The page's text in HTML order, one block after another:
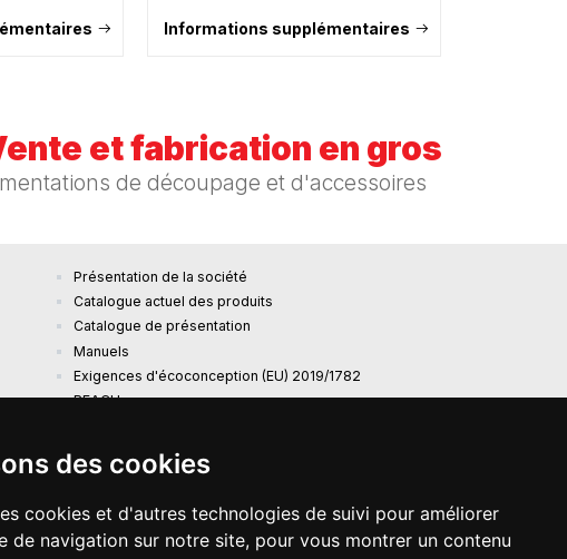
des cookies
cookies et d'autres technologies de suivi pour améliorer
de navigation sur notre site, pour vous montrer un contenu
Informations supplémentaires
et fabrication en gros
de découpage et d'accessoires
Présentation de la société
Catalogue actuel des produits
Catalogue de présentation
Manuels
Exigences d'écoconception (EU) 2019/1782
REACH
Centrale photovoltaïque